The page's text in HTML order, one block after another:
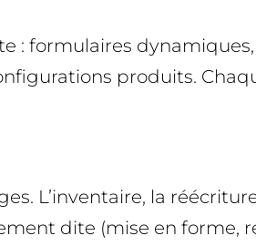
: formulaires
produits.
L’inventaire, la
dite (mise en forme,